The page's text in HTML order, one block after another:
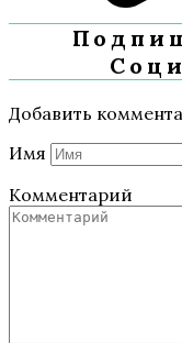
Добавить
Имя
Комментарий